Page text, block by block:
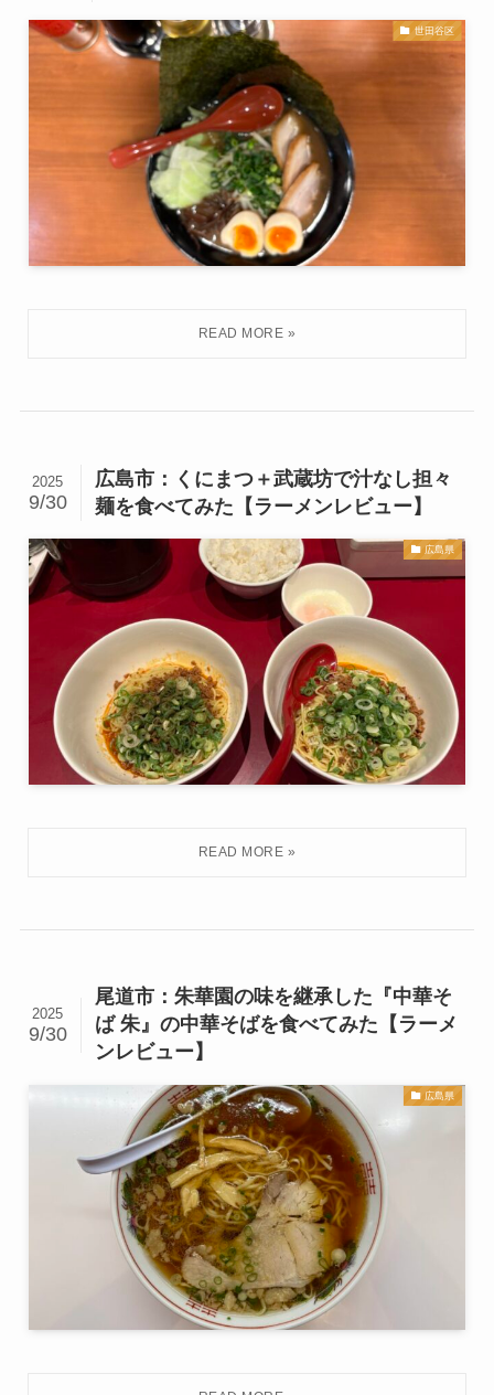
世田谷区
広島市：くにまつ＋武蔵坊で汁なし担々
麺を食べてみた【ラーメンレビュー】
2025
9/30
広島県
尾道市：朱華園の味を継承した『中華そ
ば 朱』の中華そばを食べてみた【ラーメ
ンレビュー】
2025
9/30
広島県